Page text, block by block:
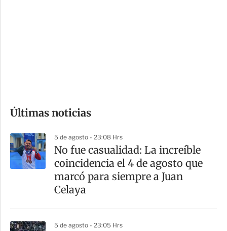
m
a
r
t
Últimas noticias
5 de agosto - 23:08 Hrs
No fue casualidad: La increíble
coincidencia el 4 de agosto que
marcó para siempre a Juan
Celaya
5 de agosto - 23:05 Hrs